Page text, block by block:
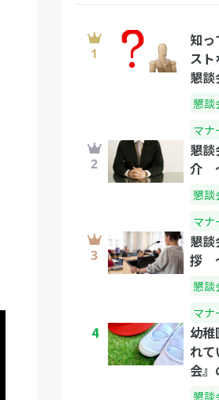
知
スト
懇
違い
懇談
マナ
懇
介
懇談
マナ
懇
拶
懇談
マナ
4
幼稚
れ
会
懇談